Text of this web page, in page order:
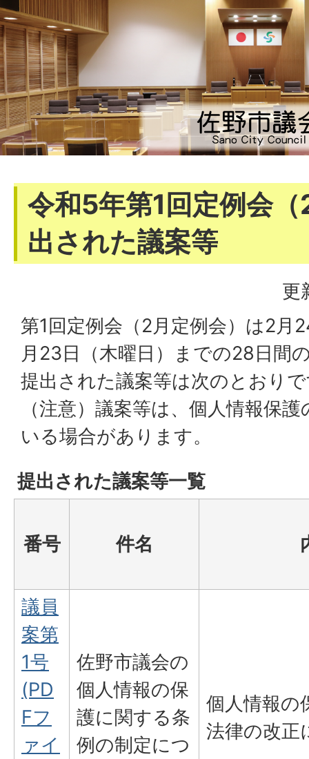
令和5年第1回定例会
出された議案等
更
第1回定例会（2月定例会）は2月
月23日（木曜日）までの28日間
提出された議案等は次のとおり
（注意）議案等は、個人情報保
いる場合があります。
提出された議案等一覧
番号 件名
議員
案第
1号
(PD
Fフ
ァイ
佐野市議会の
個人情報の保
護に関する条
例の制定につ
個人情報の
法律の改正